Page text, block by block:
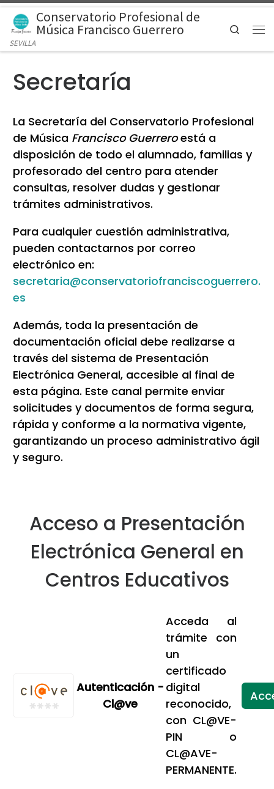
Saltar al contenido
Conservatorio Profesional de
Música Francisco Guerrero
SEVILLA
Search
Secretaría
La Secretaría del Conservatorio Profesional
de Música Francisco Guerreroestá a
disposición de todo el alumnado, familias y
profesorado del centro para atender
consultas, resolver dudas y gestionar
trámites administrativos.
Para cualquier cuestión administrativa,
pueden contactarnos por correo
electrónico en:
secretaria@conservatoriofranciscoguerrero.
es
Además, toda la presentación de
documentación oficial debe realizarse a
través del sistema de Presentación
Electrónica General, accesible al final de
esta página. Este canal permite enviar
solicitudes y documentos de forma segura,
rápida y conforme a la normativa vigente,
garantizando un proceso administrativo ágil
y seguro.
Acceso a Presentación
Electrónica General en
Centros Educativos
Autenticación -
Cl@ve
Acceda al
trámite con
un
certificado
digital
reconocido,
con CL@VE-
PIN o
CL@AVE-
PERMANENTE.